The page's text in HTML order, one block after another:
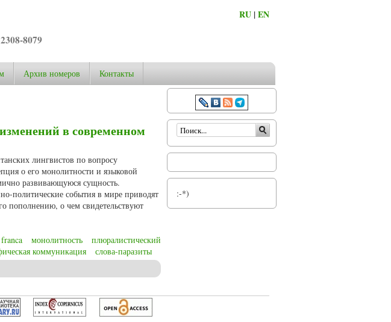
8079
RU |EN
Архив номеров Контакты
в современном
лингвистов по вопросу
о его монолитности и языковой
развивающуюся сущность.
политические события в мире приводят
пополнению, о чем свидетельствуют
монолитность
плюралистический
коммуникация слова-паразиты
Форма поиска
:-*)